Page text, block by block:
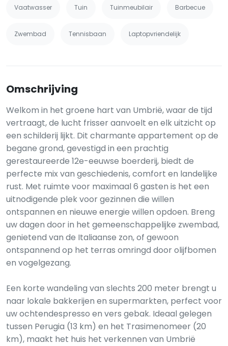
Vaatwasser Tuin Tuinmeubilair Barbecue
Zwembad Tennisbaan Laptopvriendelijk
Omschrijving
Welkom in het groene hart van Umbrië, waar de tijd
vertraagt, de lucht frisser aanvoelt en elk uitzicht op
een schilderij lijkt. Dit charmante appartement op de
begane grond, gevestigd in een prachtig
gerestaureerde 12e-eeuwse boerderij, biedt de
perfecte mix van geschiedenis, comfort en landelijke
rust. Met ruimte voor maximaal 6 gasten is het een
uitnodigende plek voor gezinnen die willen
ontspannen en nieuwe energie willen opdoen. Breng
uw dagen door in het gemeenschappelijke zwembad,
genietend van de Italiaanse zon, of gewoon
ontspannend op het terras omringd door olijfbomen
en vogelgezang.
Een korte wandeling van slechts 200 meter brengt u
naar lokale bakkerijen en supermarkten, perfect voor
uw ochtendespresso en vers gebak. Ideaal gelegen
tussen Perugia (13 km) en het Trasimenomeer (20
km), maakt het huis het verkennen van Umbrië